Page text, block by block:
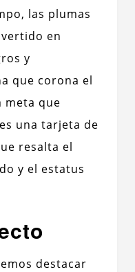
las plumas
en
y
que corona el
meta que
una tarjeta de
resalta el
y el estatus
destacar